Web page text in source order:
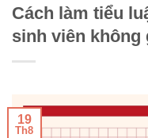
Cách làm tiểu
sinh viên không
19
Th8